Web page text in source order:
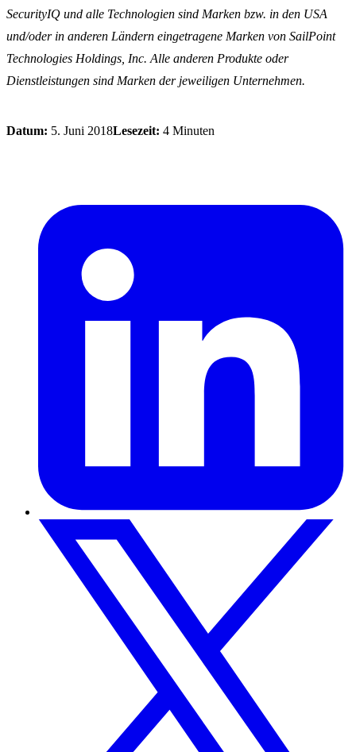
SecurityIQ und alle Technologien sind Marken bzw. in den USA
und/oder in anderen Ländern eingetragene Marken von SailPoint
Technologies Holdings, Inc. Alle anderen Produkte oder
Dienstleistungen sind Marken der jeweiligen Unternehmen.
Datum: 5. Juni 2018Lesezeit: 4 Minuten